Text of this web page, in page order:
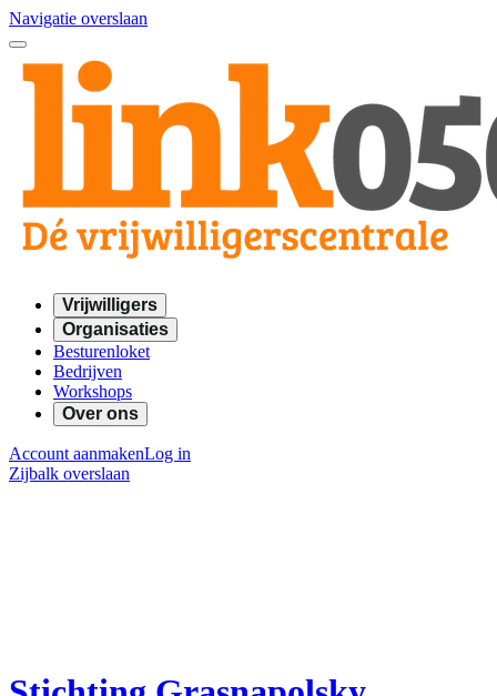
Navigatie overslaan
Vrijwilligers
Organisaties
Besturenloket
Bedrijven
Workshops
Over ons
Account aanmakenLog in
Zijbalk overslaan